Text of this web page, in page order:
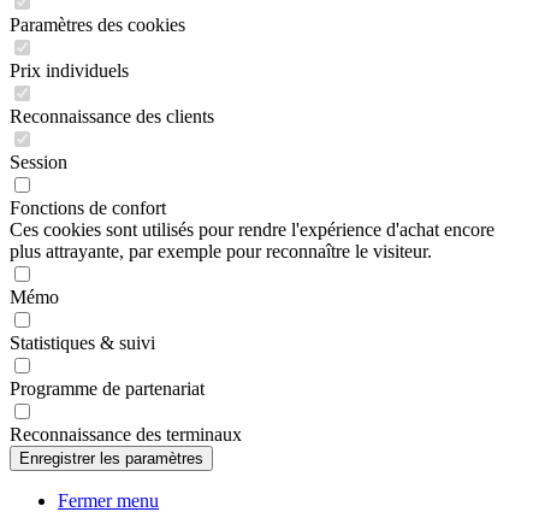
Paramètres des cookies
Prix individuels
Reconnaissance des clients
Session
Fonctions de confort
Ces cookies sont utilisés pour rendre l'expérience d'achat encore
plus attrayante, par exemple pour reconnaître le visiteur.
Mémo
Statistiques & suivi
Programme de partenariat
Reconnaissance des terminaux
Fermer menu